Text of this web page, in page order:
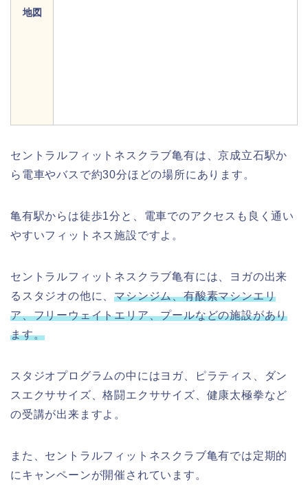
地図
セントラルフィットネスクラブ亀有は、京成立石駅か
ら電車やバスで約30分ほどの場所にあります。
亀有駅からは徒歩1分と、電車でのアクセスも良く通い
やすいフィットネス施設ですよ。
セントラルフィットネスクラブ亀有には、ヨガの出来
るスタジオの他に、マシンジム、有酸素マシンエリ
ア、フリーウェイトエリア、プールなどの施設があり
ます。
スタジオプログラムの中にはヨガ、ピラティス、ダン
スエクササイズ、格闘エクササイズ、健康太極拳など
の受講が出来ますよ。
また、セントラルフィットネスクラブ亀有では定期的
にキャンペーンが開催されています。